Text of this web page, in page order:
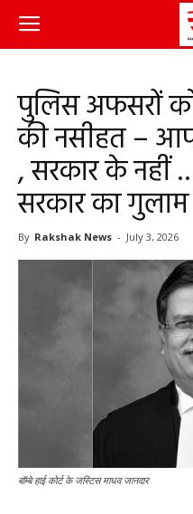
पुलिस अफसरों
की नसीहत –
, सरकार के नहीं
सरकार का
By Rakshak News - July 3, 2026
बॉम्बे हाई कोर्ट के जस्टिस माधव जानदार